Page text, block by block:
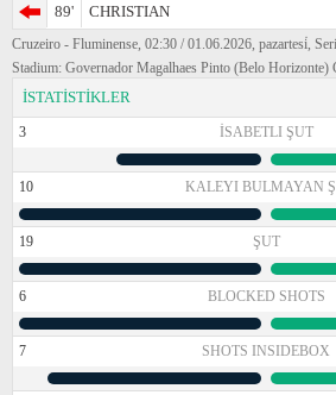
89'
CHRISTIAN
Cruzeiro - Fluminense, 02:30 / 01.06.2026, pazartesi̇,
Stadium: Governador Magalhaes Pinto (Belo Horizonte)
İSTATİSTİKLER
3 İSABETLI ŞUT
10 KALEYI BULMAYAN
19 ŞUT
6 BLOCKED SHOTS
7 SHOTS INSIDEBOX